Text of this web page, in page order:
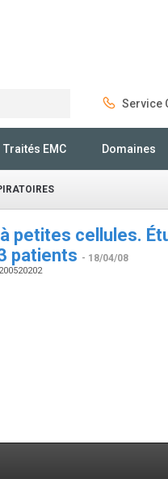
Service
Traités EMC Domaines
petites cellules.
patients - 18/04/08